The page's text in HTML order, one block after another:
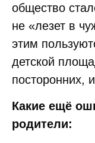
общество
не «лезет в
этим
детской
посторонних,
Какие ещё
родители: